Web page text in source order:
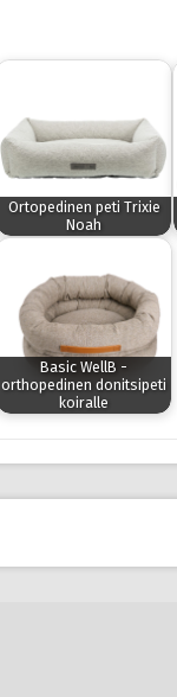
Ortopedinen peti Trixie
Noah
Basic WellB -
orthopedinen donitsipeti
koiralle